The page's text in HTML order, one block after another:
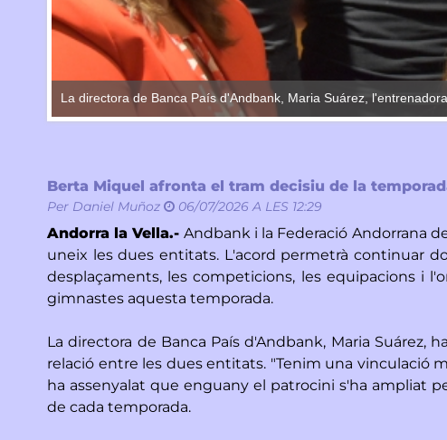
La directora de Banca País d'Andbank, Maria Suárez,
Berta Miquel afronta el tram decisiu de la
Per Daniel Muñoz 06/07/2026 A LES 12:29
Andorra la Vella.- Andbank i la Federació Andorrana
uneix les dues entitats. L'acord permetrà continuar
desplaçaments, les competicions, les equipacions i
gimnastes aquesta temporada.
La directora de Banca País d'Andbank, Maria
relació entre les dues entitats. "Tenim una vinculació
ha assenyalat que enguany el patrocini s'ha ampliat
de cada temporada.